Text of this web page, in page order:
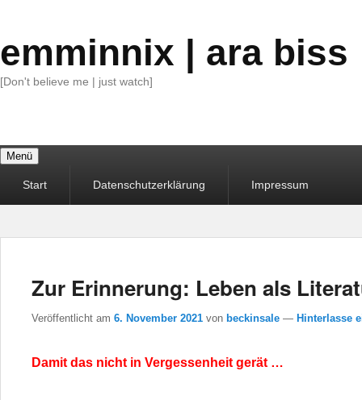
emminnix | ara biss
[Don't believe me | just watch]
Menü
MenüStart Datenschutzerklärung Impressum
Zur Erinnerung: Leben als
Veröffentlicht am 6. November 2021 von beckinsale — Hinterlasse
Damit das nicht in Vergessenheit gerät …